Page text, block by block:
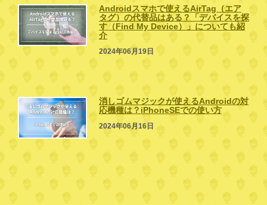
Androidスマホで使えるAirTag（エア
タグ）の代替品はある？「デバイスを探
す（Find My Device）」についても紹
介
2024年06月19日
消しゴムマジックが使えるAndroidの対
応機種は？iPhoneSEでの使い方
2024年06月16日